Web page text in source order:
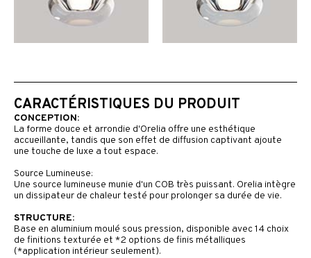
CARACTÉRISTIQUES DU PRODUIT
CONCEPTION:
La forme douce et arrondie d'Orelia offre une esthétique
accueillante, tandis que son effet de diffusion captivant ajoute
une touche de luxe a tout espace.
Source Lumineuse:
Une source lumineuse munie d'un COB très puissant. Orelia intègre
un dissipateur de chaleur testé pour prolonger sa durée de vie.
STRUCTURE:
Base en aluminium moulé sous pression, disponible avec 14 choix
de finitions texturée et *2 options de finis métalliques
(*application intérieur seulement).